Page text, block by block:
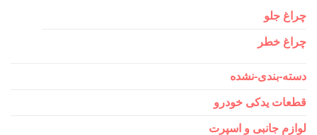
چراغ جلو
چراغ خطر
دسته-بندی-نشده
قطعات یدکی خودرو
لوازم جانبی و اسپرت